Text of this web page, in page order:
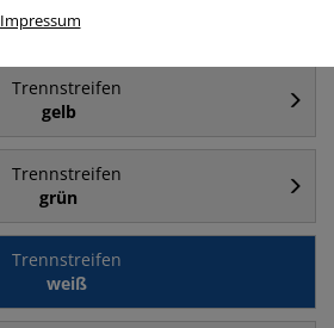
24x10,5cm
Trennstreifen
gelb
Trennstreifen
grün
Trennstreifen
weiß
Impressum